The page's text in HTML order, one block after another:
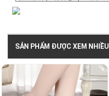
SẢN PHẨM ĐƯỢC XEM NHIỀU